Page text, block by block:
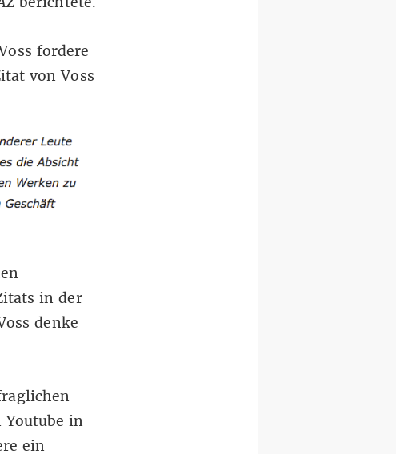
fordere
von Voss
in der
denke
Youtube in
ein